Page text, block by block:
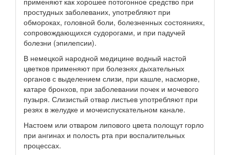
простудных заболеваних, употребляют при
обмороках, головной боли, болезненных состояниях,
сопровождающихся судорогами, и при падучей
болезни (эпилепсии).
В немецкой народной медицине водный настой
цветков применяют при болезнях дыхательных
органов с выделением слизи, при кашле, насморке,
катаре бронхов, при заболевании почек и мочевого
пузыря. Слизистый отвар листьев употребляют при
резях в желудке и мочеиспускательном канале.
Настоем или отваром липового цвета полощут горло
при ангинах и полость рта при воспалительных
процессах.